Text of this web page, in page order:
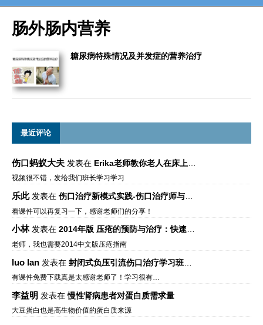
肠外肠内营养
糖尿病特殊情况及并发症的营养治疗
最近评论
伤口蚂蚁大夫 发表在 Erika老师教你老人在床上如何左右翻身
视频很不错，发给我们班长学习学习
乐此发表在 伤口治疗新模式实践-伤口治疗师与伤口专科
看课件可以再复习一下，感谢老师们的分享！
小林发表在 2014年版 压疮的预防与治疗：快速参考指南 – 中文版、英文版、芬兰语版、葡萄牙语版
老师，我也需要2014中文版压疮指南
luo lan 发表在 封闭式负压引流伤口治疗学习班课件资料免费下载
有课件免费下载真是太感谢老师了！学习很有…
李益明 发表在慢性肾病患者对蛋白质需求量
大豆蛋白也是高生物价值的蛋白质来源